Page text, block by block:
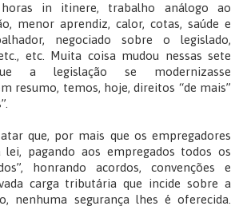
horas in itinere, trabalho análogo ao
menor aprendiz, calor, cotas, saúde e
negociado sobre o legislado,
etc. Muita coisa mudou nessas sete
a legislação se modernizasse
resumo, temos, hoje, direitos “de mais”
que, por mais que os empregadores
lei, pagando aos empregados todos os
honrando acordos, convenções e
carga tributária que incide sobre a
nenhuma segurança lhes é oferecida.